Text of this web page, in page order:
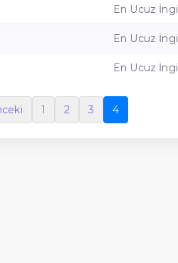
En Ucuz
En Ucuz
En Ucuz
1 2 3 4